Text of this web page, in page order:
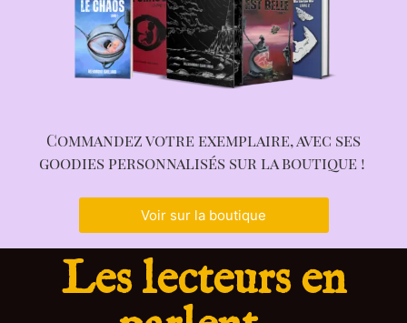
Commandez votre exemplaire, avec ses
goodies personnalisés sur la boutique !
Voir sur la boutique
Les lecteurs en